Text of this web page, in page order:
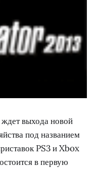
ждет выхода новой
под названием
PS3 и Xbox
в первую